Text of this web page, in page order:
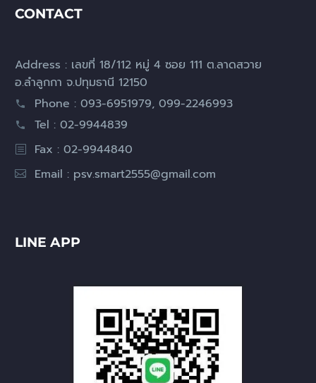
CONTACT
Address : เลขที่ 18/112 หมู่ 4 ซอย 111 ต.ลาดสวาย
อ.ลำลูกกา จ.ปทุมธานี 12150
Phone : 093-6951979, 099-2246993
Tel : 02-9944839
Fax : 02-9944840
Email : psv.smart2555@gmail.com
LINE APP